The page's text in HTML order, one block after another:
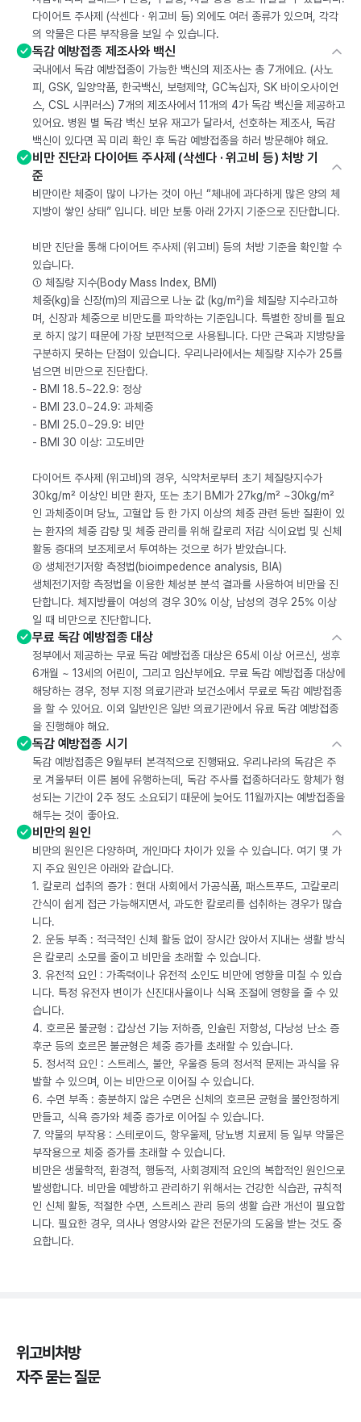
다이어트 주사제 (삭센다 · 위고비 등) 외에도 여러 종류가 있으며, 각각
의 약물은 다른 부작용을 보일 수 있습니다.
독감 예방접종 제조사와 백신
국내에서 독감 예방접종이 가능한 백신의 제조사는 총 7개에요. (사노
피, GSK, 일양약품, 한국백신, 보령제약, GC녹십자, SK 바이오사이언
스, CSL 시퀴러스) 7개의 제조사에서 11개의 4가 독감 백신을 제공하고
있어요. 병원 별 독감 백신 보유 재고가 달라서, 선호하는 제조사, 독감
백신이 있다면 꼭 미리 확인 후 독감 예방접종을 하러 방문해야 해요.
비만 진단과 다이어트 주사제 (삭센다 · 위고비 등) 처방 기
준
비만이란 체중이 많이 나가는 것이 아닌 “체내에 과다하게 많은 양의 체
지방이 쌓인 상태” 입니다. 비만 보통 아래 2가지 기준으로 진단합니다.
비만 진단을 통해 다이어트 주사제 (위고비) 등의 처방 기준을 확인할 수
있습니다.
① 체질량 지수(Body Mass Index, BMI)
체중(kg)을 신장(m)의 제곱으로 나눈 값 (kg/m²)을 체질량 지수라고하
며, 신장과 체중으로 비만도를 파악하는 기준입니다. 특별한 장비를 필요
로 하지 않기 때문에 가장 보편적으로 사용됩니다. 다만 근육과 지방량을
구분하지 못하는 단점이 있습니다. 우리나라에서는 체질량 지수가 25를
넘으면 비만으로 진단합다.
- BMI 18.5~22.9: 정상
- BMI 23.0~24.9: 과체중
- BMI 25.0~29.9: 비만
- BMI 30 이상: 고도비만
다이어트 주사제 (위고비)의 경우, 식약처로부터 초기 체질량지수가
30kg/m² 이상인 비만 환자, 또는 초기 BMI가 27kg/m² ~30kg/m²
인 과체중이며 당뇨, 고혈압 등 한 가지 이상의 체중 관련 동반 질환이 있
는 환자의 체중 감량 및 체중 관리를 위해 칼로리 저감 식이요법 및 신체
활동 증대의 보조제로서 투여하는 것으로 허가 받았습니다.
② 생체전기저항 측정법(bioimpedence analysis, BIA)
생체전기저항 측정법을 이용한 체성분 분석 결과를 사용하여 비만을 진
단합니다. 체지방률이 여성의 경우 30% 이상, 남성의 경우 25% 이상
일 때 비만으로 진단합니다.
무료 독감 예방접종 대상
정부에서 제공하는 무료 독감 예방접종 대상은 65세 이상 어르신, 생후
6개월 ~ 13세의 어린이, 그리고 임산부에요. 무료 독감 예방접종 대상에
해당하는 경우, 정부 지정 의료기관과 보건소에서 무료로 독감 예방접종
을 할 수 있어요. 이외 일반인은 일반 의료기관에서 유료 독감 예방접종
을 진행해야 해요.
독감 예방접종 시기
독감 예방접종은 9월부터 본격적으로 진행돼요. 우리나라의 독감은 주
로 겨울부터 이른 봄에 유행하는데, 독감 주사를 접종하더라도 항체가 형
성되는 기간이 2주 정도 소요되기 때문에 늦어도 11월까지는 예방접종을
해두는 것이 좋아요.
비만의 원인
비만의 원인은 다양하며, 개인마다 차이가 있을 수 있습니다. 여기 몇 가
지 주요 원인은 아래와 같습니다.
1. 칼로리 섭취의 증가 : 현대 사회에서 가공식품, 패스트푸드, 고칼로리
간식이 쉽게 접근 가능해지면서, 과도한 칼로리를 섭취하는 경우가 많습
니다.
2. 운동 부족 : 적극적인 신체 활동 없이 장시간 앉아서 지내는 생활 방식
은 칼로리 소모를 줄이고 비만을 초래할 수 있습니다.
3. 유전적 요인 : 가족력이나 유전적 소인도 비만에 영향을 미칠 수 있습
니다. 특정 유전자 변이가 신진대사율이나 식욕 조절에 영향을 줄 수 있
습니다.
4. 호르몬 불균형 : 갑상선 기능 저하증, 인슐린 저항성, 다낭성 난소 증
후군 등의 호르몬 불균형은 체중 증가를 초래할 수 있습니다.
5. 정서적 요인 : 스트레스, 불안, 우울증 등의 정서적 문제는 과식을 유
발할 수 있으며, 이는 비만으로 이어질 수 있습니다.
6. 수면 부족 : 충분하지 않은 수면은 신체의 호르몬 균형을 불안정하게
만들고, 식욕 증가와 체중 증가로 이어질 수 있습니다.
7. 약물의 부작용 : 스테로이드, 항우울제, 당뇨병 치료제 등 일부 약물은
부작용으로 체중 증가를 초래할 수 있습니다.
비만은 생물학적, 환경적, 행동적, 사회경제적 요인의 복합적인 원인으로
발생합니다. 비만을 예방하고 관리하기 위해서는 건강한 식습관, 규칙적
인 신체 활동, 적절한 수면, 스트레스 관리 등의 생활 습관 개선이 필요합
니다. 필요한 경우, 의사나 영양사와 같은 전문가의 도움을 받는 것도 중
요합니다.
위고비처방
자주 묻는 질문